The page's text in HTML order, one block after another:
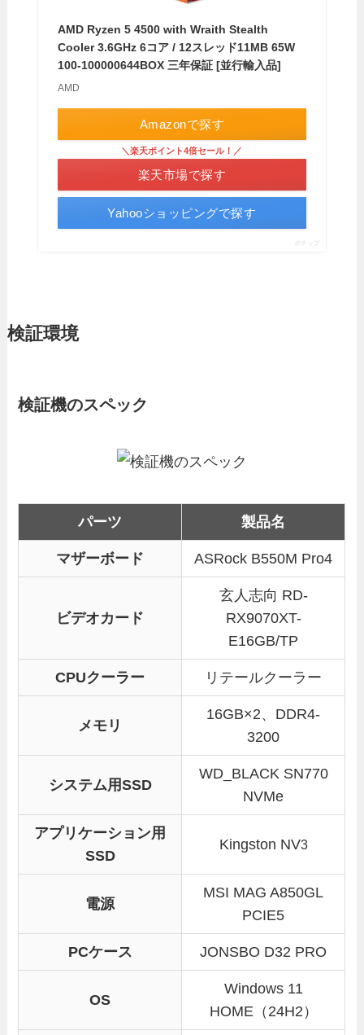
AMD Ryzen 5 4500 with Wraith Stealth
Cooler 3.6GHz 6コア / 12スレッド11MB 65W
100-100000644BOX 三年保証 [並行輸入品]
AMD
Amazonで探す
＼楽天ポイント4倍セール！／
楽天市場で探す
Yahooショッピングで探す
ポチップ
検証環境
検証機のスペック
パーツ 製品名
マザーボード ASRock B550M Pro4
ビデオカード
玄人志向 RD-
RX9070XT-
E16GB/TP
CPUクーラー リテールクーラー
メモリ
16GB×2、DDR4-
3200
システム用SSD
WD_BLACK SN770
NVMe
アプリケーション用
SSD
Kingston NV3
電源
MSI MAG A850GL
PCIE5
PCケース JONSBO D32 PRO
OS
Windows 11
HOME（24H2）